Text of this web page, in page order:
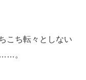
こち転々としない
。